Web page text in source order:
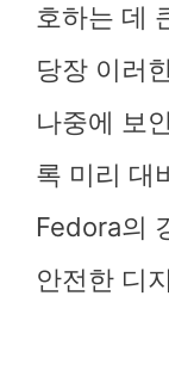
호하는 데
당장 이러
나중에 보
록 미리 대
Fedora의
안전한 디